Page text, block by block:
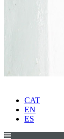
CAT
EN
ES